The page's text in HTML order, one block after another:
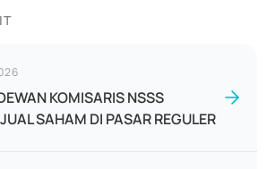
KOMISARIS NSSS
SAHAM DI PASAR REGULER